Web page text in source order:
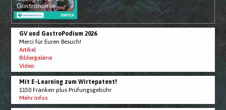
GV und GastroPodium 2026
Merci für Euren Besuch!
Artikel
Bildergalerie
Video
Mit E-Learning zum Wirtepatent!
1150 Franken plus Prüfungsgebühr
Mehr Infos